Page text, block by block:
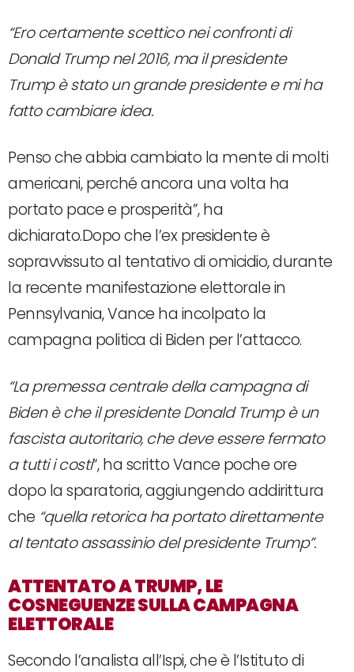
“Ero certamente scettico nei confronti di
Donald Trump nel 2016, ma il presidente
Trump è stato un grande presidente e mi ha
fatto cambiare idea.
Penso che abbia cambiato la mente di molti
americani, perché ancora una volta ha
portato pace e prosperità”, ha
dichiarato.Dopo che l’ex presidente è
sopravvissuto al tentativo di omicidio, durante
la recente manifestazione elettorale in
Pennsylvania, Vance ha incolpato la
campagna politica di Biden per l’attacco.
“La premessa centrale della campagna di
Biden è che il presidente Donald Trump è un
fascista autoritario, che deve essere fermato
a tutti i costi“, ha scritto Vance poche ore
dopo la sparatoria, aggiungendo addirittura
che “quella retorica ha portato direttamente
al tentato assassinio del presidente Trump”.
ATTENTATO A TRUMP, LE
COSNEGUENZE SULLA CAMPAGNA
ELETTORALE
Secondo l’analista all’Ispi, che è l’Istituto di